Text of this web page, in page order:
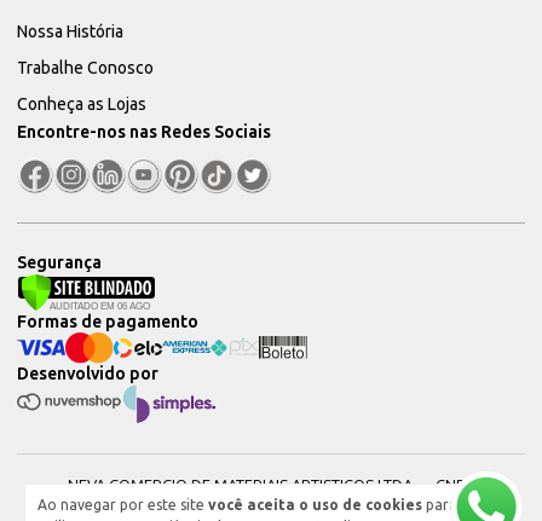
Ao navegar por este site você aceita o uso de cookies para
Nossa História
Trabalhe Conosco
Conheça as Lojas
Encontre-nos nas Redes Sociais
Segurança
Desenvolvido por
Formas de pagamento
NEVA COMERCIO DE MATERIAIS ARTISTICOS LTDA — CNPJ:
51604544000101 © 2026. Todos os direitos reservados.